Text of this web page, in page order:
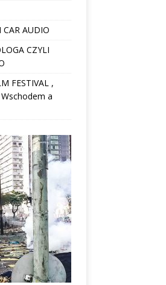
CAR AUDIO
CZYLI
FESTIVAL ,
a